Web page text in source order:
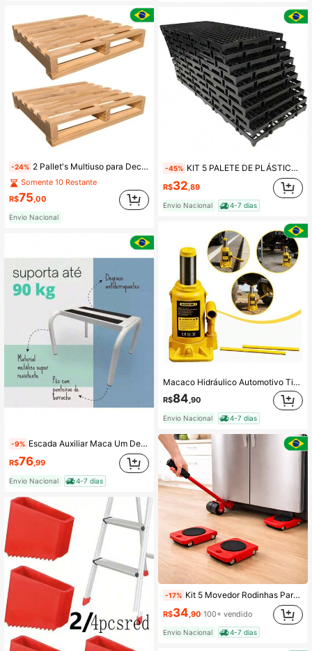
-24% 2 Pallet's Multiuso para Decoração de Interiores Madeira Reflorestada
Somente 10 Restante
R$75,00
Envio Nacional
-9% Escada Auxiliar Maca Um Degrau Branca Metálica Prática Segura
R$76,99
Envio Nacional 4-7 dias
-45% KIT 5 PALETE DE PLÁSTICO PRETO
R$32,89
Envio Nacional 4-7 dias
Macaco Hidráulico Automotivo Tipo Garrafa Bomvink 2 Toneladas Resistente
R$84,90
Envio Nacional 4-7 dias
-17% Kit 5 Movedor Rodinhas Para Mudança Levantar Móveis Grandes
R$34,90 100+ vendido
Envio Nacional 4-7 dias